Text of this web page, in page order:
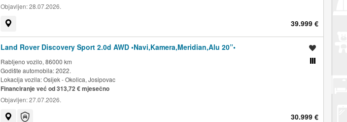
Objavljen:28.07.2026.
39.999 €
Land Rover Discovery Sport 2.0d AWD •Navi,Kamera,Meridian,Alu 20”•
Rabljeno vozilo, 86000 km
Godište automobila: 2022.
Lokacija vozila:Osijek - Okolica, Josipovac
Financiranje već od 313,72 € mjesečno
Objavljen:27.07.2026.
30.999 €